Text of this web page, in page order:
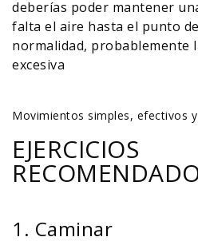
deberías poder mantener
falta el aire hasta el punto
normalidad, probablemente
excesiva
Movimientos simples, efectivos
EJERCICIOS
1. Caminar